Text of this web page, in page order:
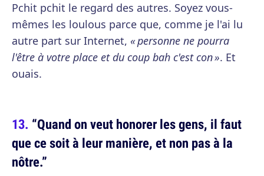
Pchit pchit le regard des autres. Soyez vous-
mêmes les loulous parce que, comme je l'ai lu
autre part sur Internet, « personne ne pourra
l'être à votre place et du coup bah c'est con ». Et
ouais.
“Quand on veut honorer les gens, il faut
que ce soit à leur manière, et non pas à la
nôtre.”